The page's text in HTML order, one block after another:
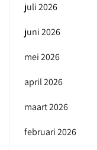
juli 2026
juni 2026
mei 2026
april 2026
maart 2026
februari 2026